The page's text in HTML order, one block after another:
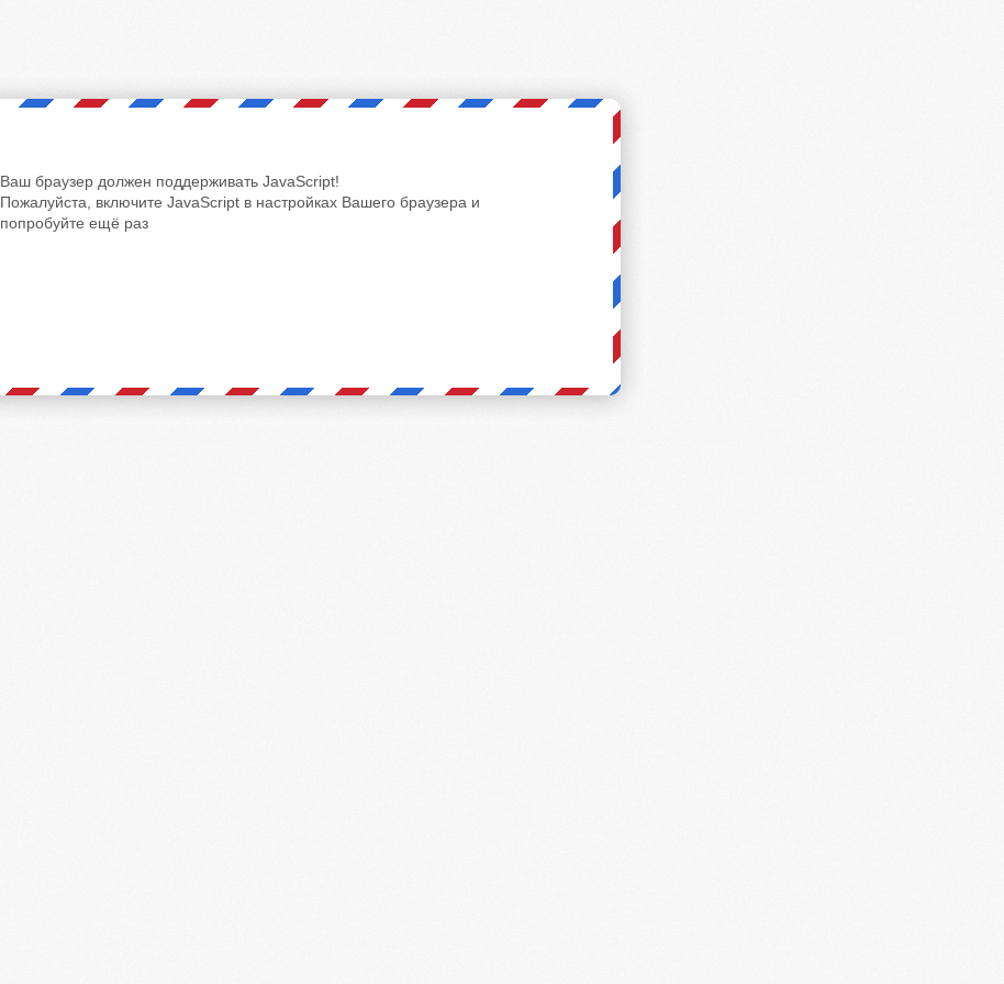
Ваш браузер должен поддерживать JavaScript!
Пожалуйста, включите JavaScript в настройках Вашего браузера и
попробуйте ещё раз